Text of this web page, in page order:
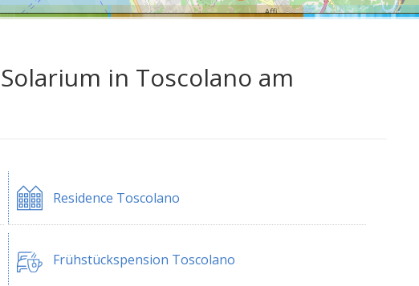
in Toscolano am
Residence Toscolano
Frühstückspension Toscolano